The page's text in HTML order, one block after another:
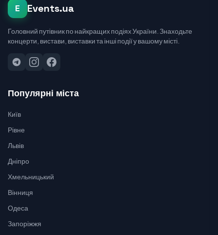
E Events.ua
Головний путівник по найкращих подіях України. Знаходьте
концерти, вистави, виставки та інші події у вашому місті.
Популярні міста
Київ
Рівне
Львів
Дніпро
Хмельницький
Вінниця
Одеса
Запоріжжя